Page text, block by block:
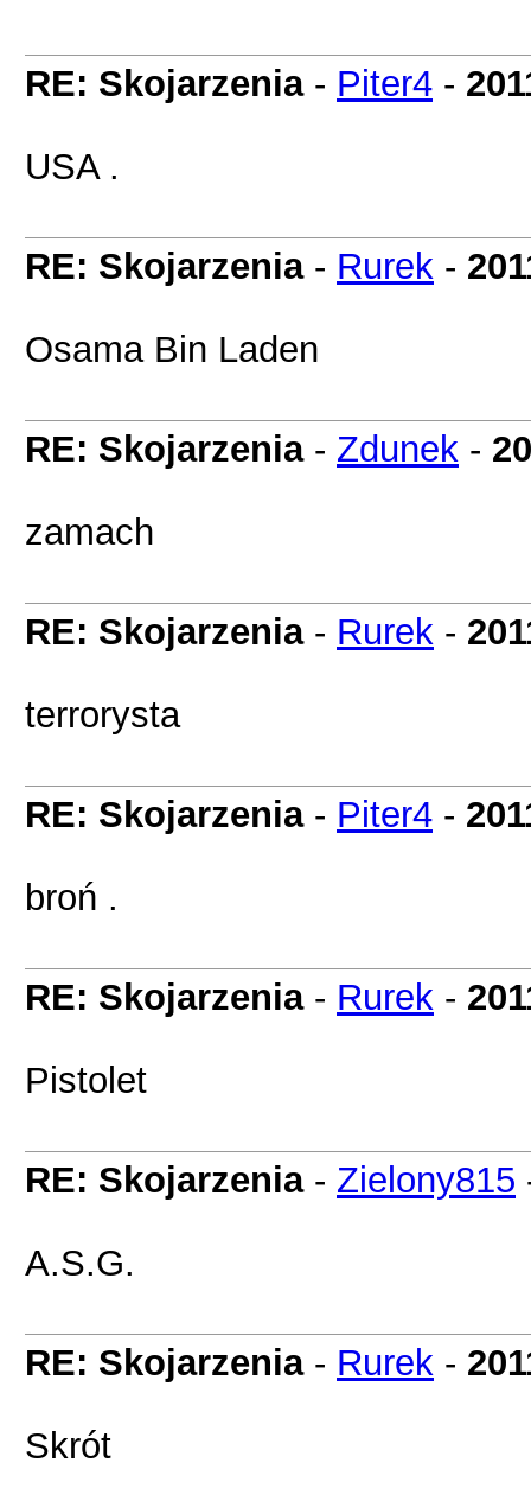
RE: Skojarzenia- Piter4 -
USA .
RE: Skojarzenia- Rurek -
Osama Bin Laden
RE: Skojarzenia- Zdunek -
zamach
RE: Skojarzenia- Rurek -
terrorysta
RE: Skojarzenia- Piter4 -
broń .
RE: Skojarzenia- Rurek -
Pistolet
RE: Skojarzenia- Zielony815
A.S.G.
RE: Skojarzenia- Rurek -
Skrót